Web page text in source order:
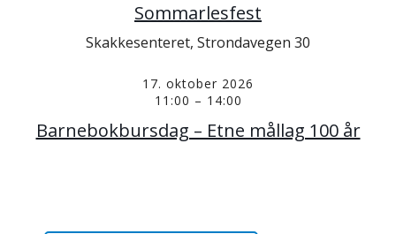
Sommarlesfest
Skakkesenteret, Strondavegen 30
17. oktober 2026
11:00 – 14:00
Barnebokbursdag – Etne mållag 100 år